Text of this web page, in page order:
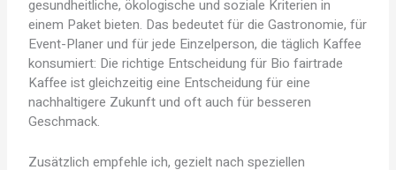
gesundheitliche, ökologische und soziale Kriterien in
einem Paket bieten. Das bedeutet für die Gastronomie, für
Event-Planer und für jede Einzelperson, die täglich Kaffee
konsumiert: Die richtige Entscheidung für Bio fairtrade
Kaffee ist gleichzeitig eine Entscheidung für eine
nachhaltigere Zukunft und oft auch für besseren
Geschmack.
Zusätzlich empfehle ich, gezielt nach speziellen